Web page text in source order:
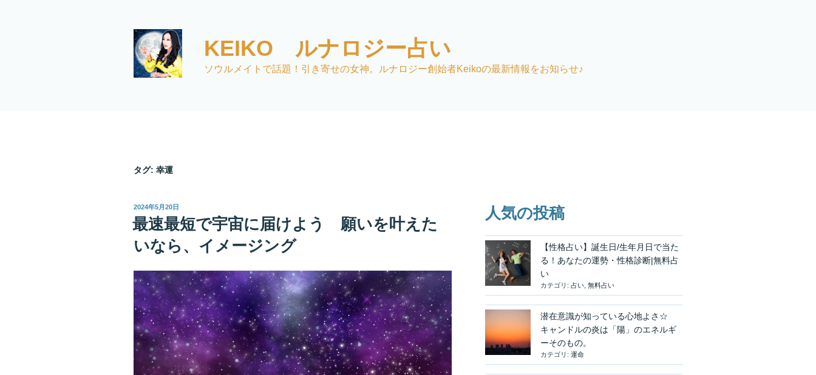
KEIKO ルナロジー占い
ソウルメイトで話題！引き寄せの女神。ルナロジー創始者Keikoの最新情報をお知らせ♪
タグ: 幸運
投
稿
日:
2024年5月20日
最速最短で宇宙に届けよう 願いを叶えた
いなら、イメージング
人気の投稿
【性格占い】誕生日/生年月日で当た
る！あなたの運勢・性格診断|無料占
い
カテゴリ: 占い, 無料占い
潜在意識が知っている心地よさ☆
キャンドルの炎は「陽」のエネルギ
ーそのもの。
カテゴリ: 運命